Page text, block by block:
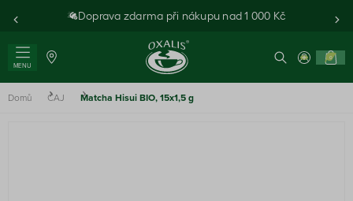
Doprava zdarma při nákupu nad 1 000 Kč
MENU
0
Domů ČAJ Matcha Hisui BIO, 15x1,5 g